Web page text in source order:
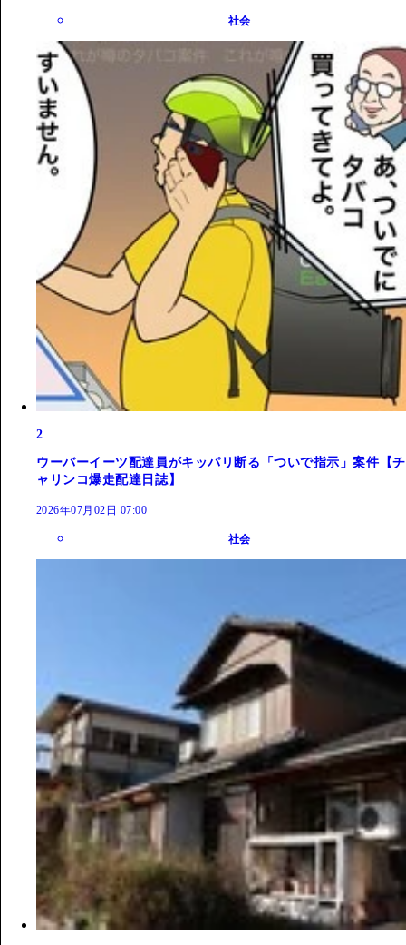
社会
2
ウーバーイーツ配達員がキッパリ断る「ついで指示」案件【チ
ャリンコ爆走配達日誌】
2026年07月02日 07:00
社会